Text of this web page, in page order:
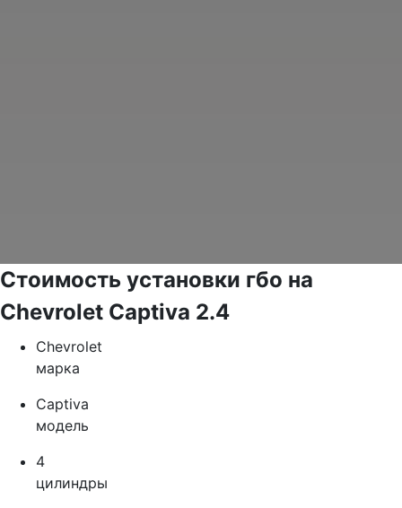
Стоимость установки гбо на
Chevrolet Captiva 2.4
Chevrolet
марка
Captiva
модель
4
цилиндры